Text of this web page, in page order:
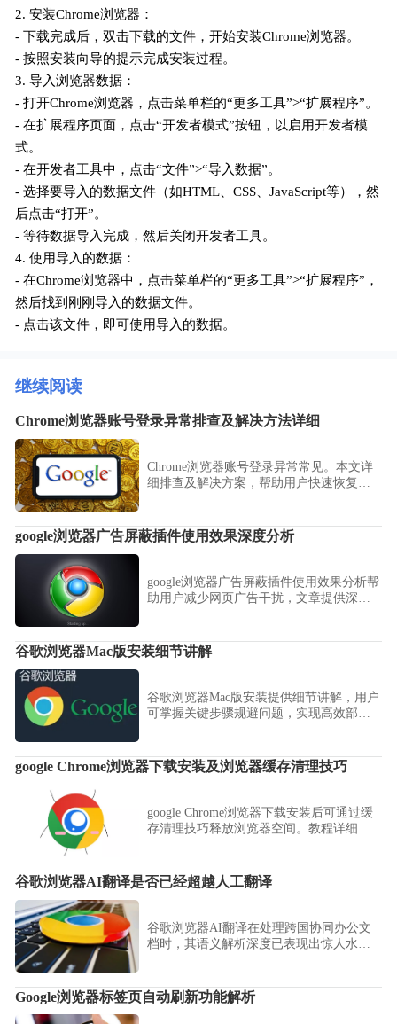
2. 安装Chrome浏览器：
- 下载完成后，双击下载的文件，开始安装Chrome浏览器。
- 按照安装向导的提示完成安装过程。
3. 导入浏览器数据：
- 打开Chrome浏览器，点击菜单栏的“更多工具”>“扩展程序”。
- 在扩展程序页面，点击“开发者模式”按钮，以启用开发者模
式。
- 在开发者工具中，点击“文件”>“导入数据”。
- 选择要导入的数据文件（如HTML、CSS、JavaScript等），然
后点击“打开”。
- 等待数据导入完成，然后关闭开发者工具。
4. 使用导入的数据：
- 在Chrome浏览器中，点击菜单栏的“更多工具”>“扩展程序”，
然后找到刚刚导入的数据文件。
- 点击该文件，即可使用导入的数据。
继续阅读
Chrome浏览器账号登录异常排查及解决方法详细
Chrome浏览器账号登录异常常见。本文详
细排查及解决方案，帮助用户快速恢复正
google浏览器广告屏蔽插件使用效果深度分析
google浏览器广告屏蔽插件使用效果分析帮
助用户减少网页广告干扰，文章提供深度
谷歌浏览器Mac版安装细节讲解
谷歌浏览器Mac版安装提供细节讲解，用户
可掌握关键步骤规避问题，实现高效部署
google Chrome浏览器下载安装及浏览器缓存清理技巧
google Chrome浏览器下载安装后可通过缓
存清理技巧释放浏览器空间。教程详细讲
谷歌浏览器AI翻译是否已经超越人工翻译
谷歌浏览器AI翻译在处理跨国协同办公文
档时，其语义解析深度已表现出惊人水
能化语言协作的真实效能。
Google浏览器标签页自动刷新功能解析